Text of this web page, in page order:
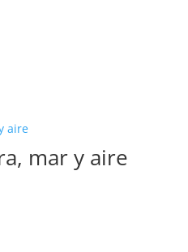
mar y aire